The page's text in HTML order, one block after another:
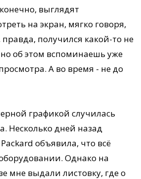
выглядят
на экран, мягко говоря,
получился какой-то не
об этом вспоминаешь уже
А во время - не до
графикой случилась
Несколько дней назад
объявила, что всё
Однако на
мне выдали листовку, где о